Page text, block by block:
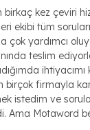
birkaç kez çeviri
ekibi tüm
çok yardımcı
teslim
ihtiyacımı
birçok firmayla
istedim ve
Ama Motaword